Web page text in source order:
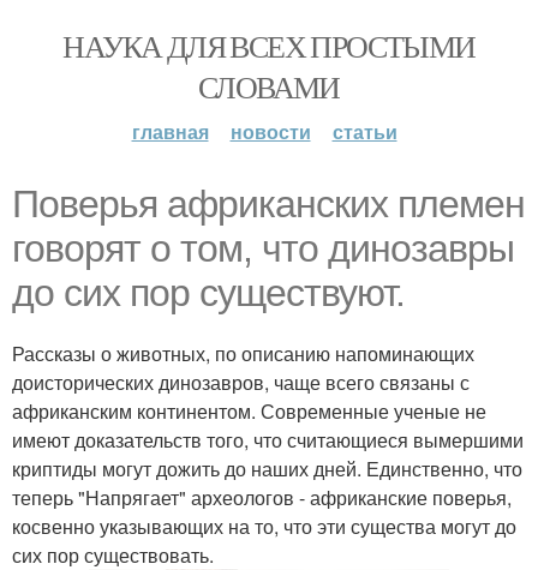
НАУКА ДЛЯ ВСЕХ ПРОСТЫМИ
СЛОВАМИ
главная новости статьи
Поверья африканских племен
говорят о том, что динозавры
до сих пор существуют.
Рассказы о животных, по описанию напоминающих
доисторических динозавров, чаще всего связаны с
африканским континентом. Современные ученые не
имеют доказательств того, что считающиеся вымершими
криптиды могут дожить до наших дней. Единственно, что
теперь "Напрягает" археологов - африканские поверья,
косвенно указывающих на то, что эти существа могут до
сих пор существовать.